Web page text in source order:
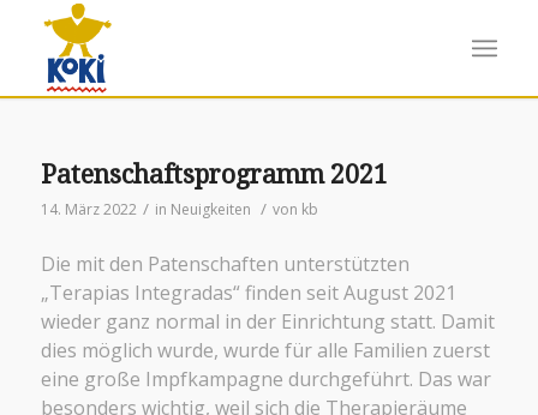
Patenschaftsprogramm 2021
14. März 2022 / in Neuigkeiten / von kb
Die mit den Patenschaften unterstützten
„Terapias Integradas“ finden seit August 2021
wieder ganz normal in der Einrichtung statt. Damit
dies möglich wurde, wurde für alle Familien zuerst
eine große Impfkampagne durchgeführt. Das war
besonders wichtig, weil sich die Therapieräume